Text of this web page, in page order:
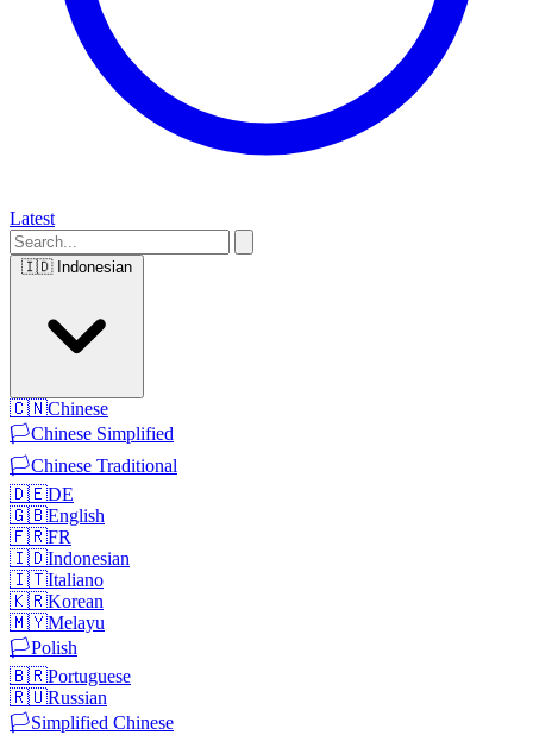
Latest
🇮🇩 Indonesian
🇨🇳Chinese
🏳️Chinese Simplified
🏳️Chinese Traditional
🇩🇪DE
🇬🇧English
🇫🇷FR
🇮🇩Indonesian
🇮🇹Italiano
🇰🇷Korean
🇲🇾Melayu
🏳️Polish
🇧🇷Portuguese
🇷🇺Russian
🏳️Simplified Chinese